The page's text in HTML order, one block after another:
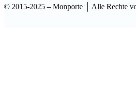
© 2015-2025 – Monporte │ Alle Rechte